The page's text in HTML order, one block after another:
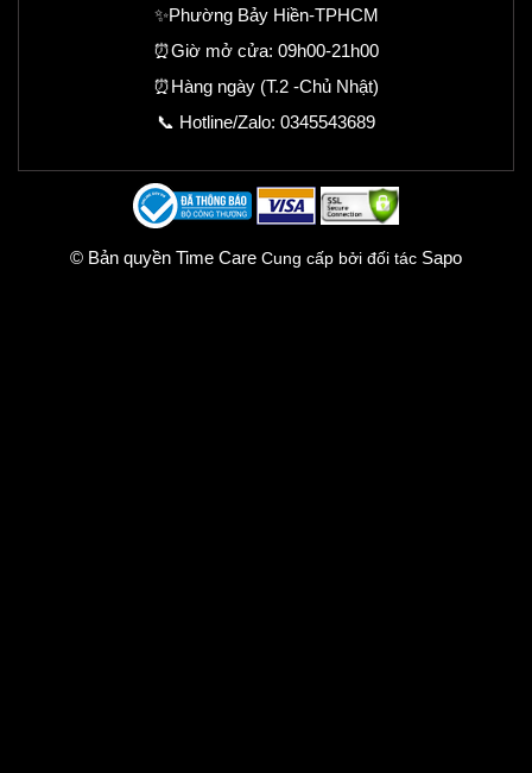
✨Phường Bảy Hiền-TPHCM
⏰Giờ mở cửa: 09h00-21h00
⏰Hàng ngày (T.2 -Chủ Nhật)
📞 Hotline/Zalo: 0345543689
© Bản quyền Time Care Cung cấp bởi đối tác Sapo